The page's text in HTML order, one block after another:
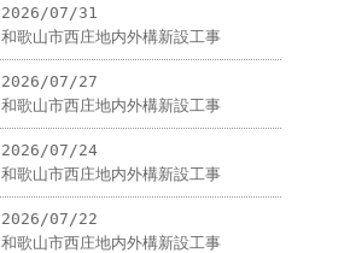
2026/07/31
和歌山市西庄地内外構新設工事
2026/07/27
和歌山市西庄地内外構新設工事
2026/07/24
和歌山市西庄地内外構新設工事
2026/07/22
和歌山市西庄地内外構新設工事